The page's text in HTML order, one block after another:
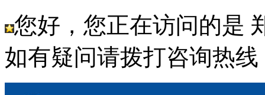
您好，您正在访问的是
如有疑问请拨打咨询热线